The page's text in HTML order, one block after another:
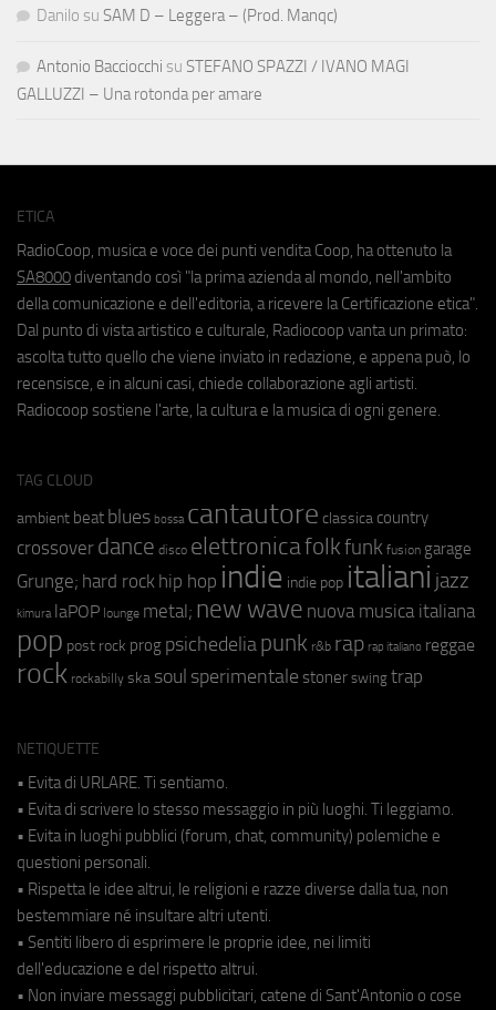
Danilo su SAM D – Leggera – (Prod. Manqc)
Antonio Bacciocchi su STEFANO SPAZZI / IVANO MAGI
GALLUZZI – Una rotonda per amare
ETICA
RadioCoop, musica e voce dei punti vendita Coop, ha ottenuto la
SA8000 diventando così "la prima azienda al mondo, nell'ambito
della comunicazione e dell'editoria, a ricevere la Certificazione etica".
Dal punto di vista artistico e culturale, Radiocoop vanta un primato:
ascolta tutto quello che viene inviato in redazione, e appena può, lo
recensisce, e in alcuni casi, chiede collaborazione agli artisti.
Radiocoop sostiene l'arte, la cultura e la musica di ogni genere.
TAG CLOUD
ambient beat blues bossa cantautore classica country
crossover dance disco elettronicafolkfunk fusion garage
Grunge; hard rock hip hop indie indie pop italiani jazz
kimura laPOP lounge metal; new wave nuova musica italiana
pop post rock prog psichedeliapunk r&b rap rap italiano reggae
rock rockabilly ska soul sperimentale stoner swing trap
NETIQUETTE
• Evita di URLARE. Ti sentiamo.
• Evita di scrivere lo stesso messaggio in più luoghi. Ti leggiamo.
• Evita in luoghi pubblici (forum, chat, community) polemiche e
questioni personali.
• Rispetta le idee altrui, le religioni e razze diverse dalla tua, non
bestemmiare né insultare altri utenti.
• Sentiti libero di esprimere le proprie idee, nei limiti
dell'educazione e del rispetto altrui.
• Non inviare messaggi pubblicitari, catene di Sant'Antonio o cose